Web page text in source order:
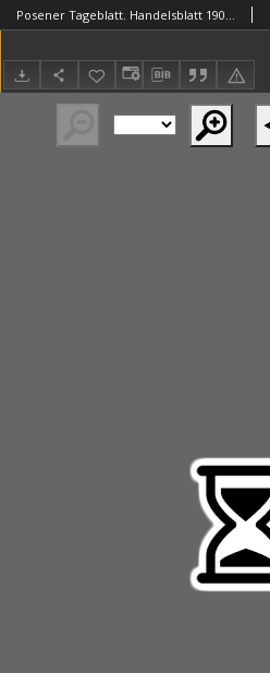
Posener Tageblatt. Handelsblatt 1909.10.13 Jg.48